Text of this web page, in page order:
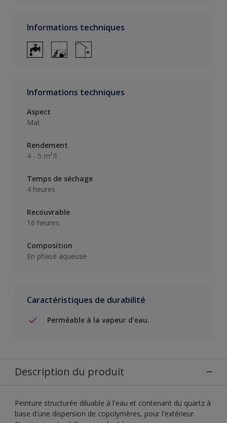
Informations techniques
Informations techniques
Aspect
Mat
Rendement
4 - 5 m²/l
Temps de séchage
4 heures
Recouvrable
16 heures
Composition
En phase aqueuse
Caractéristiques de durabilité
Perméable à la vapeur d'eau.
Description du produit
Peinture structurée diluable à l'eau et contenant du quartz à
base d'une dispersion de copolymères, pour l'extérieur.